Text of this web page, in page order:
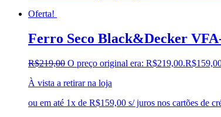
Oferta!
Ferro Seco Black&Decker
R$219,00 O preço original era: R$219,00.R$
À vista a retirar na loja
ou em até 1x de R$159,00 s/ juros nos cartões de